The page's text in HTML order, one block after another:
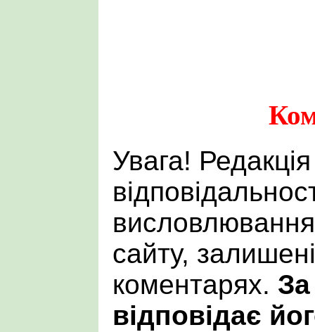
Увага!
висловлювання
сайту,
коментарях.
відповідає